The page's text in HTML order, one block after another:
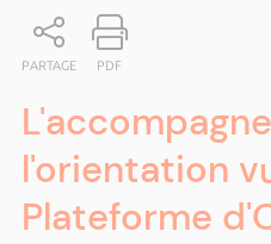
PARTAGE PDF
l'orientation
Plateforme